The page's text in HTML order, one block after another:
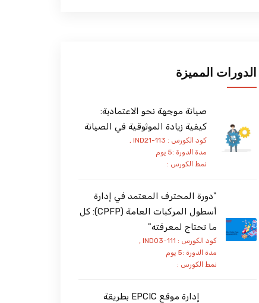
الدورات المميزة
صيانة موجهة نحو الاعتمادية:
كيفية زيادة الموثوقية في الصيانة
كود الكورس : IND21-113 ,
مدة الدورة :5 يوم
نمط الكورس :
"دورة المحترف المعتمد في إدارة
أسطول المركبات العامة (CPFP): كل
ما تحتاج لمعرفته"
كود الكورس : IND03-111 ,
مدة الدورة :5 يوم
نمط الكورس :
إدارة موقع EPCIC بطريقة